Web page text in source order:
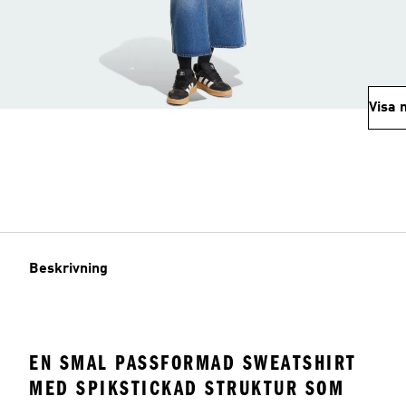
Visa
Beskrivning
EN SMAL PASSFORMAD SWEATSHIRT
MED SPIKSTICKAD STRUKTUR SOM